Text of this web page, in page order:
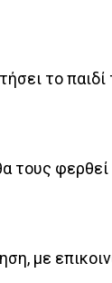
το
τους
με